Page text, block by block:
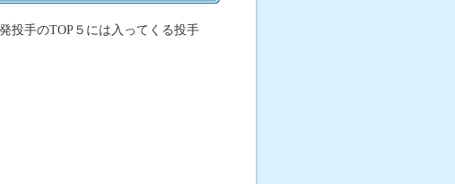
投手のTOP５には入ってくる投手